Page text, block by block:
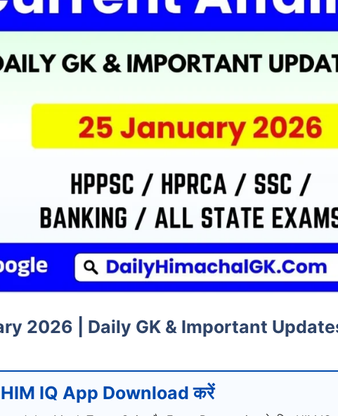
2026 | Daily GK & Important
HIM IQ App Download करें